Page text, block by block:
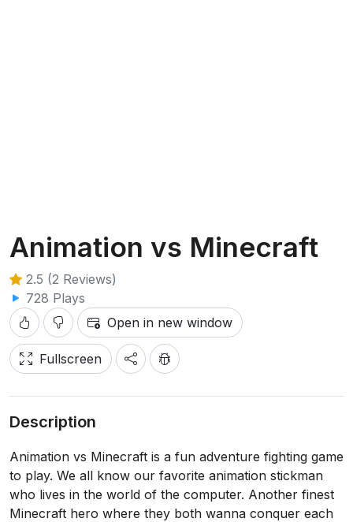
Animation vs Minecraft
2.5 (2 Reviews)
728 Plays
Open in new window
Fullscreen
Description
Animation vs Minecraft is a fun adventure fighting game
to play. We all know our favorite animation stickman
who lives in the world of the computer. Another finest
Minecraft hero where they both wanna conquer each